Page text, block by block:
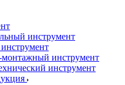
инструмент
монтажный инструмент
инструмент